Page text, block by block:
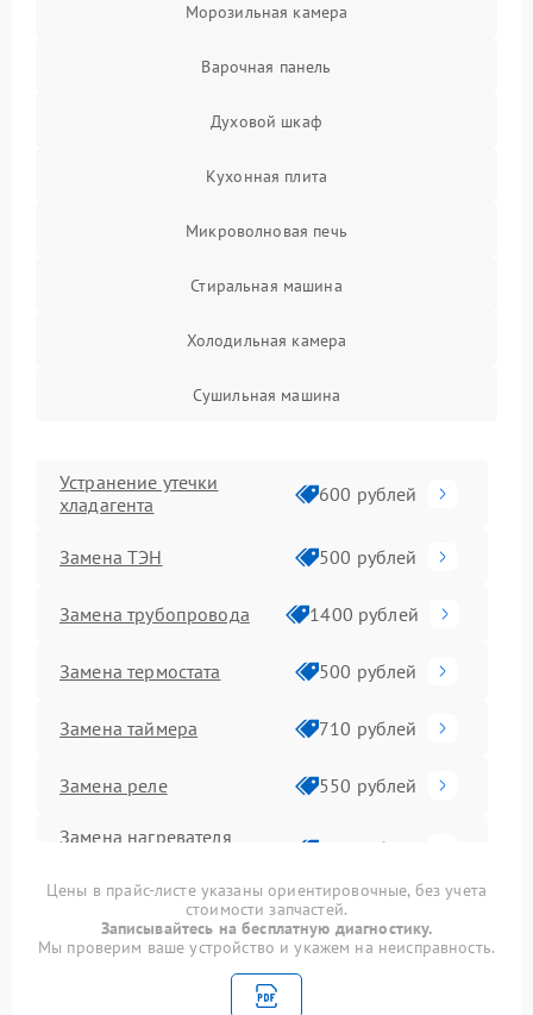
Морозильная камера
Варочная панель
Духовой шкаф
Кухонная плита
Микроволновая печь
Стиральная машина
Холодильная камера
Сушильная машина
Устранение утечки
хладагента
600 рублей
Замена ТЭН 500 рублей
Замена трубопровода 1400 рублей
Замена термостата 500 рублей
Замена таймера 710 рублей
Замена реле 550 рублей
Замена нагревателя
500 рублей
Замена фильтра
осушителя
500 рублей
Цены в прайс-листе указаны ориентировочные, без учета
стоимости запчастей.
Записывайтесь на бесплатную диагностику.
Мы проверим ваше устройство и укажем на неисправность.